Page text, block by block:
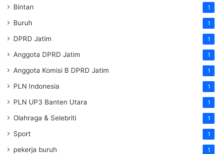
Bintan 1
Buruh 1
DPRD Jatim 1
Anggota DPRD Jatim 1
Anggota Komisi B DPRD Jatim 1
PLN Indonesia 1
PLN UP3 Banten Utara 1
Olahraga & Selebriti 1
Sport 1
pekerja buruh 1